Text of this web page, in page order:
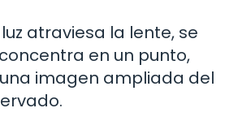
atraviesa la lente, se
en un punto,
imagen ampliada del